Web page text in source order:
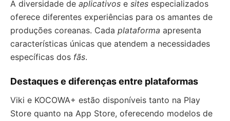
A diversidade de aplicativos e sites especializados
oferece diferentes experiências para os amantes de
produções coreanas. Cada plataforma apresenta
características únicas que atendem a necessidades
específicas dos fãs.
Destaques e diferenças entre plataformas
Viki e KOCOWA+ estão disponíveis tanto na Play
Store quanto na App Store, oferecendo modelos de